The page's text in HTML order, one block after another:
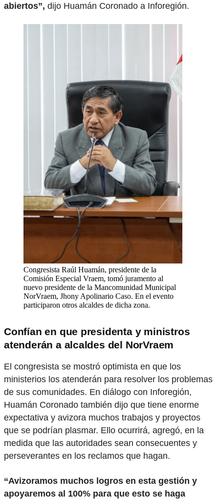
abiertos”, dijo Huamán Coronado a Inforegión.
Congresista Raúl Huamán, presidente de la
Comisión Especial Vraem, tomó juramento al
nuevo presidente de la Mancomunidad Municipal
NorVraem, Jhony Apolinario Caso. En el evento
participaron otros alcaldes de dicha zona.
Confían en que presidenta y ministros
atenderán a alcaldes del NorVraem
El congresista se mostró optimista en que los
ministerios los atenderán para resolver los problemas
de sus comunidades. En diálogo con Inforegión,
Huamán Coronado también dijo que tiene enorme
expectativa y avizora muchos trabajos y proyectos
que se podrían plasmar. Ello ocurrirá, agregó, en la
medida que las autoridades sean consecuentes y
perseverantes en los reclamos que hagan.
“Avizoramos muchos logros en esta gestión y
apoyaremos al 100% para que esto se haga